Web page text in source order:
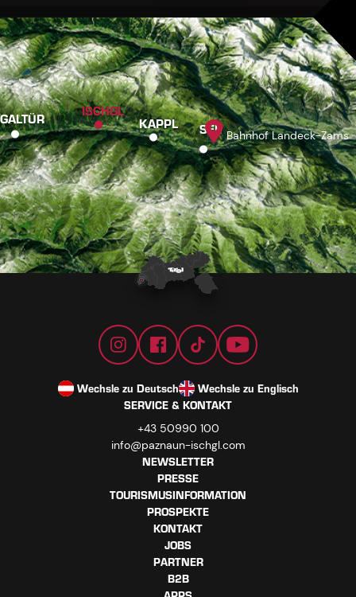
GALTÜR ISCHGL
KAPPL SEE Bahnhof Landeck-Zams
Wechsle zu Deutsch
Wechsle zu Englisch
SERVICE & KONTAKT
+43 50990 100
info@paznaun-ischgl.com
NEWSLETTER
PRESSE
TOURISMUSINFORMATION
PROSPEKTE
KONTAKT
JOBS
PARTNER
B2B